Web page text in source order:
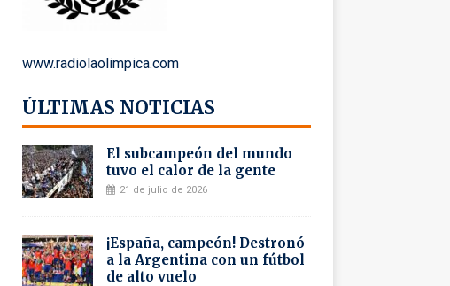
www.radiolaolimpica.com
ÚLTIMAS NOTICIAS
El subcampeón del mundo
tuvo el calor de la gente
21 de julio de 2026
¡España, campeón! Destronó
a la Argentina con un fútbol
de alto vuelo